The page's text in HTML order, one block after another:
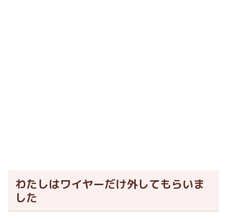
わたしはワイヤーだけ外してもらいま
した